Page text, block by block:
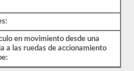
en movimiento desde una
a las ruedas de accionamiento